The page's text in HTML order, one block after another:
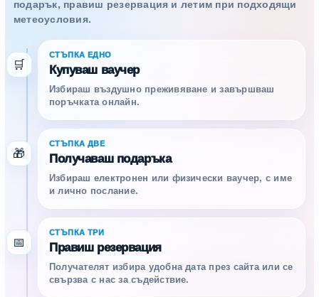
подарък, правиш резервация и летим при подходящи
метеоусловия.
🛒
СТЪПКА ЕДНО
Купуваш ваучер
Избираш въздушно преживяване и завършваш
поръчката онлайн.
🎁
СТЪПКА ДВЕ
Получаваш подаръка
Избираш електронен или физически ваучер, с име
и лично послание.
📅
СТЪПКА ТРИ
Правиш резервация
Получателят избира удобна дата през сайта или се
свързва с нас за съдействие.